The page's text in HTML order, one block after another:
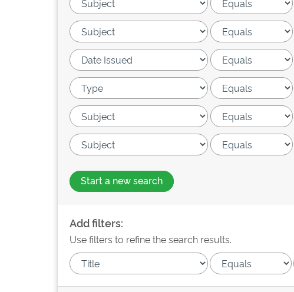
Start a new search
Add filters:
Use filters to refine the search results.